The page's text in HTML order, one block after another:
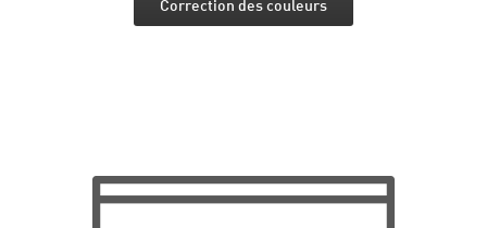
Correction des couleurs